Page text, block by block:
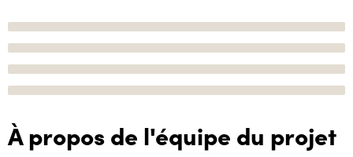
À propos de l'équipe du projet